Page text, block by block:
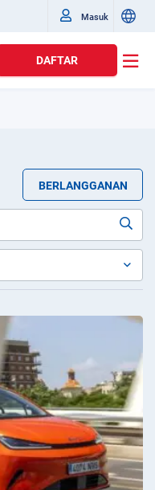
Masuk
DAFTAR
BERLANGGANAN